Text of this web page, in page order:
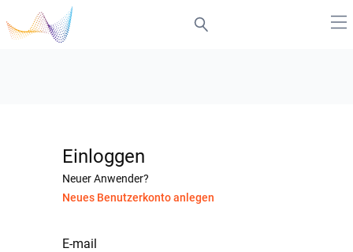
Einloggen
Neuer Anwender?
Neues Benutzerkonto anlegen
E-mail